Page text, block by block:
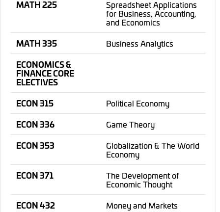
MATH 225 Spreadsheet Applications
for Business, Accounting,
and Economics
MATH 335
Business Analytics
ECONOMICS &
FINANCE CORE
ELECTIVES
ECON 315
Political Economy
ECON 336
Game Theory
ECON 353
Globalization & The World
Economy
ECON 371
The Development of
Economic Thought
ECON 432
Money and Markets